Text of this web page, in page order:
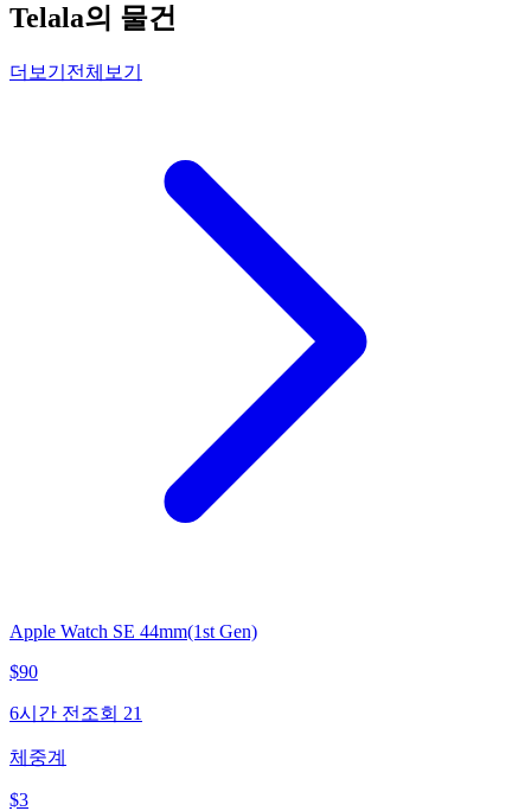
Telala의 물건
더보기 전체보기
Apple Watch SE 44mm(1st Gen)
$90
6시간 전 조회 21
체중계
$3